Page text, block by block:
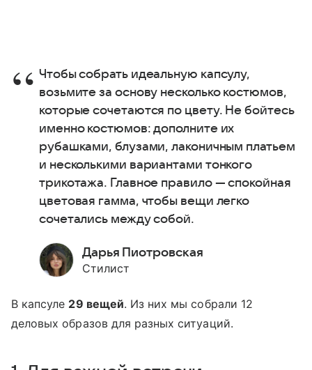
Чтобы собрать идеальную капсулу,
возьмите за основу несколько костюмов,
которые сочетаются по цвету. Не бойтесь
именно костюмов: дополните их
рубашками, блузами, лаконичным платьем
и несколькими вариантами тонкого
трикотажа. Главное правило — спокойная
цветовая гамма, чтобы вещи легко
сочетались между собой.
Дарья Пиотровская
Стилист
В капсуле 29 вещей. Из них мы собрали 12
деловых образов для разных ситуаций.